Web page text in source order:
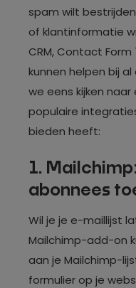
spam wilt
of klantinformatie
CRM, Contact
kunnen helpen bij
we eens kijken
populaire
bieden heeft:
1.
abonnees
Wil je je e-maillijst
Mailchimp-add-on
aan je Mailchimp-
formulier op je